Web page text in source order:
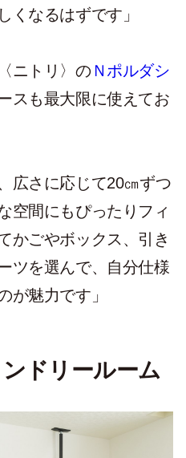
くなるはずです」
ニトリ〉の Ｎポルダシ
スも最大限に使えてお
広さに応じて20㎝ずつ
空間にもぴったりフィ
かごやボックス、引き
ツを選んで、自分仕様
が魅力です」
ドリールーム